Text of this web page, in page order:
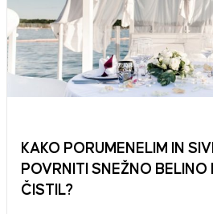
KAKO PORUMENELIM IN
POVRNITI SNEŽNO BELINO
ČISTIL?